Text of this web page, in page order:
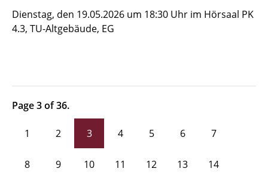
Dienstag, den 19.05.2026 um 18:30 Uhr im Hörsaal PK
4.3, TU-Altgebäude, EG
Page 3 of 36.
1 2 3 4 5 6 7
8 9 10 11 12 13 14